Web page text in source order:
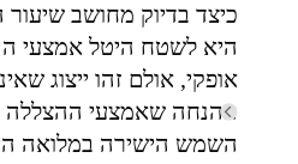
כיצד בדיוק מחושב
היא לשטח היטל אמצעי
אופקי, אולם זהו ייצוג
ההנחה שאמצעי ההצללה
השמש הישירה במלואה